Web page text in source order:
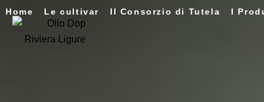
Home Le cultivar Il Consorzio di Tutela I